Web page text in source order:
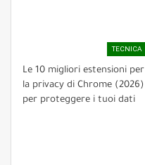
TECNICA
Le 10 migliori estensioni per
la privacy di Chrome (2026)
per proteggere i tuoi dati